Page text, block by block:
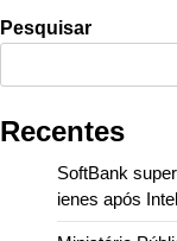
Pesquisar
Recentes
SoftBank
ienes após